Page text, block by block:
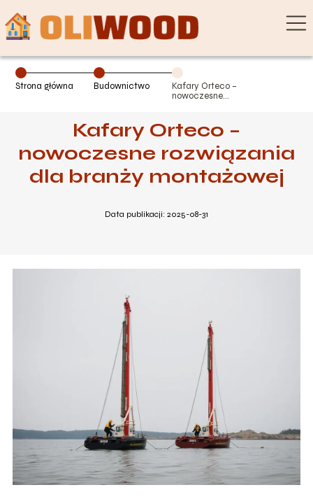
Strona główna Budownictwo
Kafary Orteco –
nowoczesne
montażowej
Kafary Orteco –
nowoczesne rozwiązania
dla branży montażowej
Data publikacji: 2025-08-31